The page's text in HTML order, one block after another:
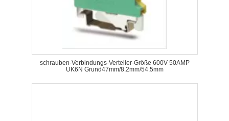
schrauben-Verbindungs-Verteiler-Größe 600V 50AMP
UK6N Grund47mm/8.2mm/54.5mm